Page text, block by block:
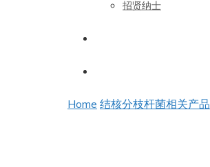
招贤纳士
Home 结核分枝杆菌相关产品